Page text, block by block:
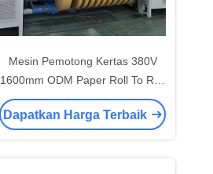
Mesin Pemotong Kertas 380V
1600mm ODM Paper Roll To Roll
Mesin Pemotong
Dapatkan Harga Terbaik